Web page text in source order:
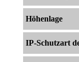
Höhenlage
IP-Schutzart